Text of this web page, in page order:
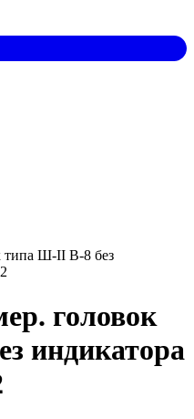
типа Ш-II В-8 без
головок
индикатора